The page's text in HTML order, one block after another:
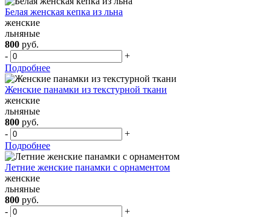
Белая женская кепка из льна
женские
льняные
800 руб.
-
+
Подробнее
Женские панамки из текстурной ткани
женские
льняные
800 руб.
-
+
Подробнее
Летние женские панамки с орнаментом
женские
льняные
800 руб.
-
+